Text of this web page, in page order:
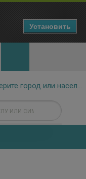
Установить